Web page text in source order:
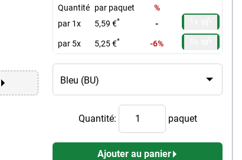
Quantité par paquet
%
par 1x
5,59 €* -
par 5x 5,25 €* -6%
Quantité: paquet
Ajouter au panier